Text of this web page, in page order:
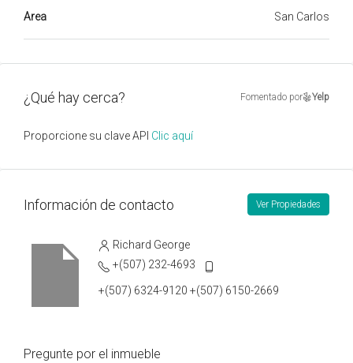
Area San Carlos
¿Qué hay cerca? Fomentado por Yelp
Proporcione su clave API Clic aquí
Información de contacto Ver Propiedades
Richard George
+(507) 232-4693
+(507) 6324-9120 +(507) 6150-2669
Pregunte por el inmueble